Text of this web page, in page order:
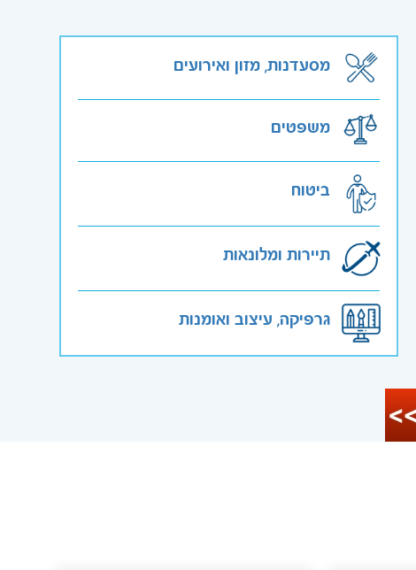
מסעדנות, מזון ואירועים
משפטים
ביטוח
תיירות ומלונאות
גרפיקה, עיצוב ואומנות